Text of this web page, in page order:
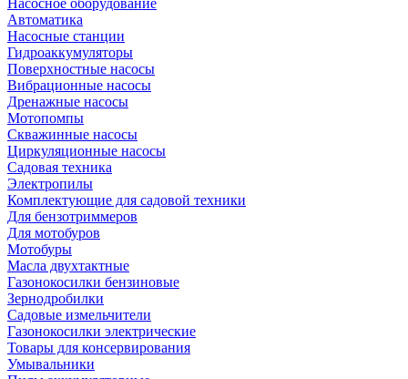
Насосное оборудование
Автоматика
Насосные станции
Гидроаккумуляторы
Поверхностные насосы
Вибрационные насосы
Дренажные насосы
Мотопомпы
Скважинные насосы
Циркуляционные насосы
Садовая техника
Электропилы
Комплектующие для садовой техники
Для бензотриммеров
Для мотобуров
Мотобуры
Масла двухтактные
Газонокосилки бензиновые
Зернодробилки
Садовые измельчители
Газонокосилки электрические
Товары для консервирования
Умывальники